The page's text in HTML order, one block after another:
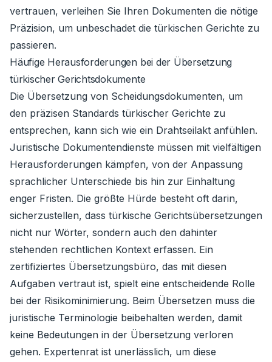
vertrauen, verleihen Sie Ihren Dokumenten die nötige
Präzision, um unbeschadet die türkischen Gerichte zu
passieren.
Häufige Herausforderungen bei der Übersetzung
türkischer Gerichtsdokumente
Die Übersetzung von Scheidungsdokumenten, um
den präzisen Standards türkischer Gerichte zu
entsprechen, kann sich wie ein Drahtseilakt anfühlen.
Juristische Dokumentendienste müssen mit vielfältigen
Herausforderungen kämpfen, von der Anpassung
sprachlicher Unterschiede bis hin zur Einhaltung
enger Fristen. Die größte Hürde besteht oft darin,
sicherzustellen, dass türkische Gerichtsübersetzungen
nicht nur Wörter, sondern auch den dahinter
stehenden rechtlichen Kontext erfassen. Ein
zertifiziertes Übersetzungsbüro, das mit diesen
Aufgaben vertraut ist, spielt eine entscheidende Rolle
bei der Risikominimierung. Beim Übersetzen muss die
juristische Terminologie beibehalten werden, damit
keine Bedeutungen in der Übersetzung verloren
gehen. Expertenrat ist unerlässlich, um diese